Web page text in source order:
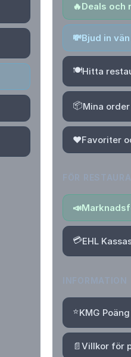
🔥Deals och
💸Bjud in
🍽️Hitta
📦Mina order
❤️Favoriter
📣
💳EHL
⭐KMG
📄Villkor för